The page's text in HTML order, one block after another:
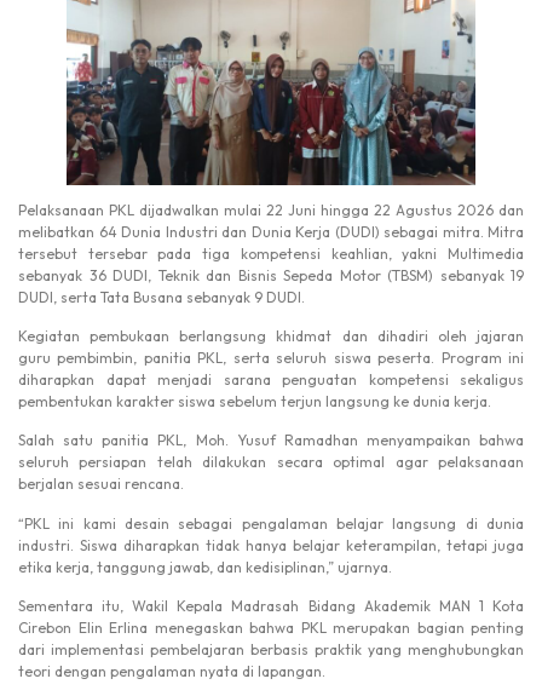
Pelaksanaan PKL dijadwalkan mulai 22 Juni hingga 22 Agustus 2026 dan
melibatkan 64 Dunia Industri dan Dunia Kerja (DUDI) sebagai mitra. Mitra
tersebut tersebar pada tiga kompetensi keahlian, yakni Multimedia
sebanyak 36 DUDI, Teknik dan Bisnis Sepeda Motor (TBSM) sebanyak 19
DUDI, serta Tata Busana sebanyak 9 DUDI.
Kegiatan pembukaan berlangsung khidmat dan dihadiri oleh jajaran
guru pembimbin, panitia PKL, serta seluruh siswa peserta. Program ini
diharapkan dapat menjadi sarana penguatan kompetensi sekaligus
pembentukan karakter siswa sebelum terjun langsung ke dunia kerja.
Salah satu panitia PKL, Moh. Yusuf Ramadhan menyampaikan bahwa
seluruh persiapan telah dilakukan secara optimal agar pelaksanaan
berjalan sesuai rencana.
“PKL ini kami desain sebagai pengalaman belajar langsung di dunia
industri. Siswa diharapkan tidak hanya belajar keterampilan, tetapi juga
etika kerja, tanggung jawab, dan kedisiplinan,” ujarnya.
Sementara itu, Wakil Kepala Madrasah Bidang Akademik MAN 1 Kota
Cirebon Elin Erlina menegaskan bahwa PKL merupakan bagian penting
dari implementasi pembelajaran berbasis praktik yang menghubungkan
teori dengan pengalaman nyata di lapangan.